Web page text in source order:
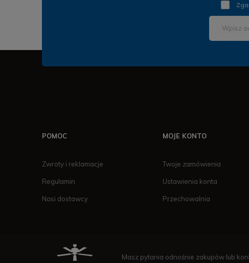
POMOC
Zwroty i reklamacje
Regulamin
Nasi dostawcy
MOJE KONTO
Twoje zamówienia
Ustawienia konta
Przechowalnia
Masz pytania odnośnie zakupów lub